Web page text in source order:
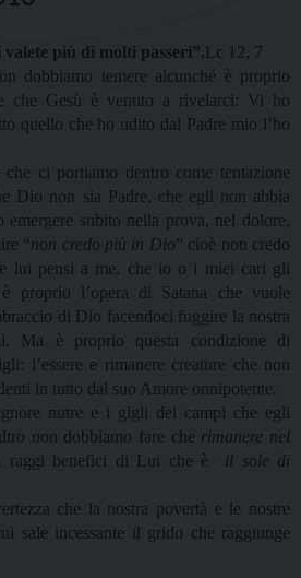
più di molti passeri”.Lc 12, 7
dobbiamo temere alcunché è proprio
che Gesù è venuto a rivelarci: Vi ho
quello che ho udito dal Padre mio l’ho
ci portiamo dentro come tentazione
Dio non sia Padre, che egli non abbia
subito nella prova, nel dolore,
“non credo più in Dio” cioè non credo
lui pensi a me, che io o i miei cari gli
proprio l’opera di Satana che vuole
di Dio facendoci fuggire la nostra
Ma è proprio questa condizione di
l’essere e rimanere creature che non
in tutto dal suo Amore onnipotente.
nutre e i gigli dei campi che egli
non dobbiamo fare che rimanere nel
raggi benefici di Lui che è
il sole di
che la nostra povertà e le nostre
sale incessante il grido che raggiunge